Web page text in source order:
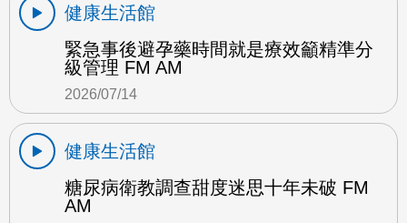
健康生活館
緊急事後避孕藥時間就是療效籲精準分
級管理 FM AM
2026/07/14
健康生活館
糖尿病衛教調查甜度迷思十年未破 FM
AM